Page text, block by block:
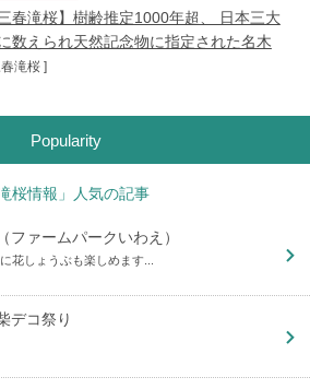
三春滝桜】樹齢推定1000年超、 日本三大
数えられ天然記念物に指定された名木
滝桜 ]
Popularity
滝桜情報」人気の記事
ファームパークいわえ）
花しょうぶも楽しめます...
デコ祭り